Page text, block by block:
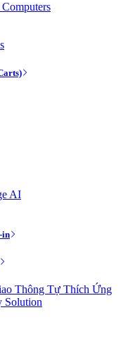
AI
in
Thông Tự Thích Ứng
Solution